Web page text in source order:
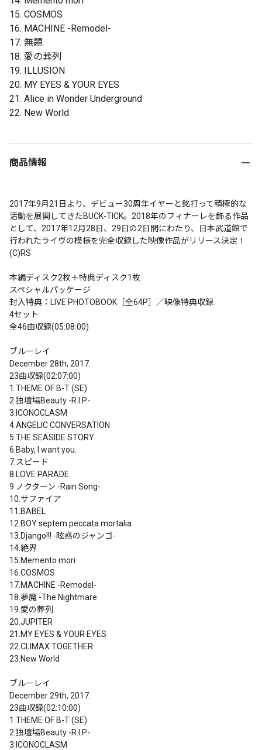
15. COSMOS
16. MACHINE -Remodel-
17. 無題
18. 愛の葬列
19. ILLUSION
20. MY EYES & YOUR EYES
21. Alice in Wonder Underground
22. New World
商品情報
2017年9月21日より、デビュー30周年イヤーと銘打って積極的な
活動を展開してきたBUCK-TICK。2018年のフィナーレを飾る作品
として、2017年12月28日、29日の2日間にわたり、日本武道館で
行われたライヴの模様を完全収録した映像作品がリリース決定！
(C)RS
本編ディスク2枚＋特典ディスク1枚
スペシャルパッケージ
封入特典：LIVE PHOTOBOOK［全64P］／映像特典収録
4セット
全46曲収録(05:08:00)
ブルーレイ
December 28th, 2017.
23曲収録(02:07:00)
1.THEME OF B-T (SE)
2.独壇場Beauty -R.I.P.-
3.ICONOCLASM
4.ANGELIC CONVERSATION
5.THE SEASIDE STORY
6.Baby, I want you.
7.スピード
8.LOVE PARADE
9.ノクターン -Rain Song-
10.サファイア
11.BABEL
12.BOY septem peccata mortalia
13.Django!!! -眩惑のジャンゴ-
14.絶界
15.Memento mori
16.COSMOS
17.MACHINE -Remodel-
18.夢魔 -The Nightmare
19.愛の葬列
20.JUPITER
21.MY EYES & YOUR EYES
22.CLIMAX TOGETHER
23.New World
ブルーレイ
December 29th, 2017.
23曲収録(02:10:00)
1.THEME OF B-T (SE)
2.独壇場Beauty -R.I.P.-
3.ICONOCLASM